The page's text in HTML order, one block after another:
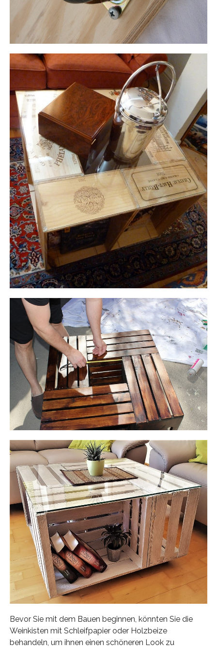
Bevor Sie mit dem Bauen beginnen, könnten Sie die
Weinkisten mit Schleifpapier oder Holzbeize
behandeln, um ihnen einen schöneren Look zu